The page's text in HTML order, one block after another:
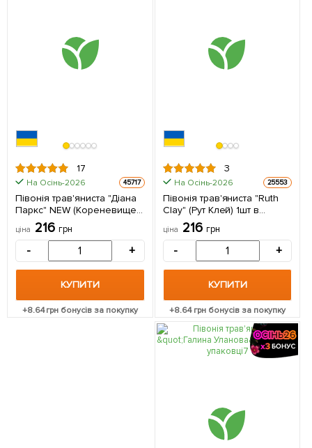
17
На Осінь-2026 45717
Півонія трав'яниста "Діана
Паркс" NEW (Кореневище)
1 шт в упаковці
ціна 216 грн
- +
КУПИТИ
+8.64грн бонусів за покупку
3
На Осінь-2026 25553
Півонія трав'яниста "Ruth
Clay" (Рут Клей) 1шт в
ціна 216 грн
- +
КУПИТИ
+8.64грн бонусів за покупку